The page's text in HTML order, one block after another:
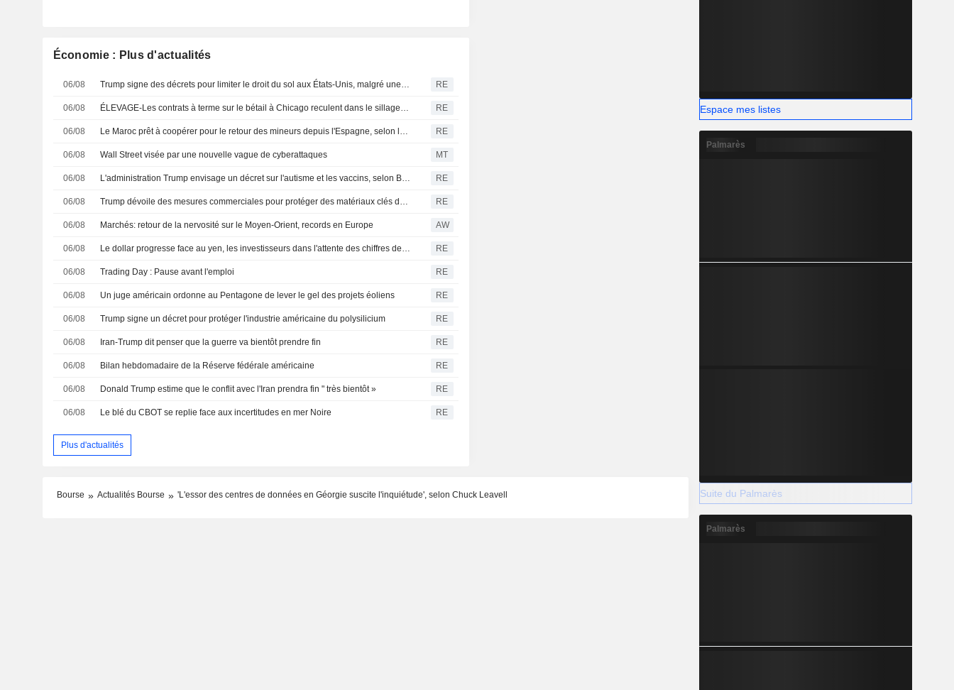
Économie : Plus d'actualités
06/08 Trump signe des décrets pour limiter le droit du sol aux États-Unis, malgré une décision de la Cour suprême RE
06/08 ÉLEVAGE-Les contrats à terme sur le bétail à Chicago reculent dans le sillage de Wall Street RE
06/08 Le Maroc prêt à coopérer pour le retour des mineurs depuis l'Espagne, selon les médias d'État RE
06/08 Wall Street visée par une nouvelle vague de cyberattaques MT
06/08 L'administration Trump envisage un décret sur l'autisme et les vaccins, selon Bloomberg News RE
06/08 Trump dévoile des mesures commerciales pour protéger des matériaux clés du solaire et des semi-conducteurs RE
06/08 Marchés: retour de la nervosité sur le Moyen-Orient, records en Europe AW
06/08 Le dollar progresse face au yen, les investisseurs dans l'attente des chiffres de l'emploi américain RE
06/08 Trading Day : Pause avant l'emploi RE
06/08 Un juge américain ordonne au Pentagone de lever le gel des projets éoliens RE
06/08 Trump signe un décret pour protéger l'industrie américaine du polysilicium RE
06/08 Iran-Trump dit penser que la guerre va bientôt prendre fin RE
06/08 Bilan hebdomadaire de la Réserve fédérale américaine RE
06/08 Donald Trump estime que le conflit avec l'Iran prendra fin " très bientôt » RE
06/08 Le blé du CBOT se replie face aux incertitudes en mer Noire RE
Plus d'actualités
Bourse Actualités Bourse 'L'essor des centres de données en Géorgie suscite l'inquiétude', selon Chuck Leavell
Espace mes listes
Palmarès
Suite du Palmarès
Palmarès